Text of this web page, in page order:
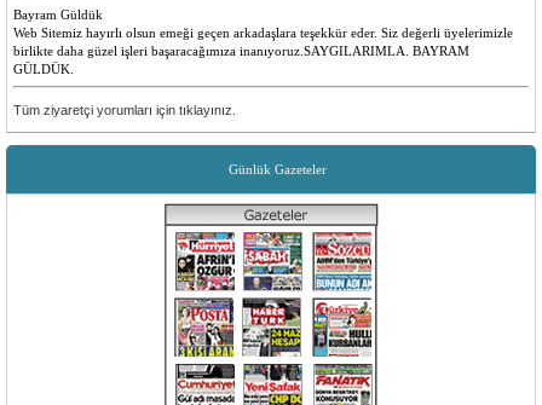
Bayram Güldük
Web Sitemiz hayırlı olsun emeği geçen arkadaşlara teşekkür eder. Siz değerli üyelerimizle
birlikte daha güzel işleri başaracağımıza inanıyoruz.SAYGILARIMLA. BAYRAM
GÜLDÜK.
Yenilikler olması çok güzel insanlara faydalı bir site düşünen ve emeği geçen herkese
teşekkürler
Tüm ziyaretçi yorumları için tıklayınız.
Günlük Gazeteler